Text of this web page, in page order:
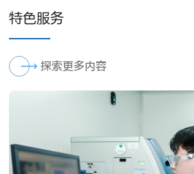
特色服务
探索更多内容